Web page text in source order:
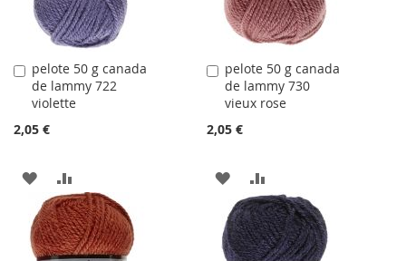
pelote 50 g canada
de lammy 722
violette
2,05 €
Ajouter
au
panier
AJOUTER
À
LA
AU
COMPARATEUR
pelote 50 g canada
de lammy 730
vieux rose
2,05 €
Ajouter
au
panier
AJOUTER
À
LA
AU
COMPARATEUR